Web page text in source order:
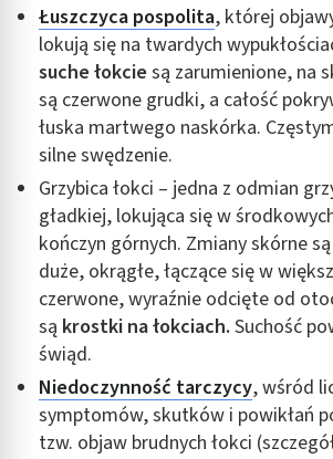
Łuszczyca pospolita, której
lokują się na twardych
suche łokciesą zarumienione, na
są czerwone grudki, a całość
łuska martwego naskórka.
silne swędzenie.
Grzybica łokci – jedna z odmian
gładkiej, lokująca się w
kończyn górnych. Zmiany skórne
duże, okrągłe, łączące się w
czerwone, wyraźnie odcięte od
są krostki na łokciach.Suchość
świąd.
Niedoczynność tarczycy, wśród
symptomów, skutków i powikłań
tzw. objaw brudnych łokci